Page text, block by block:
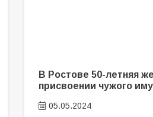
В Ростове 50-летняя
присвоении чужого
05.05.2024